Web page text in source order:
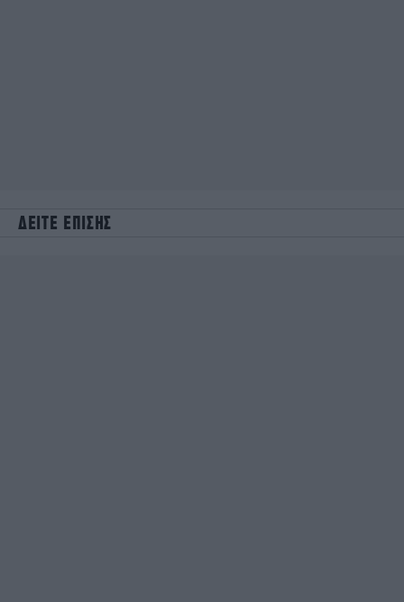
ΔΕΙΤΕ ΕΠΙΣΗΣ